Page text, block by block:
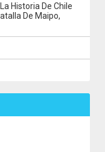
Historia De Chile
De Maipo,